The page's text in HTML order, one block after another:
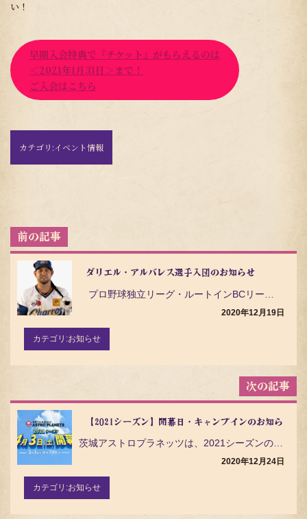
い！
早期入会特典で『チケット』がもらえるのは
＜2021年1月31日＞まで！
ご入会はこちら
カテゴリ:イベント情報
投
稿
ナ
ー
シ
ダリエル・アルバレス選手入団のお知らせ
2020年12月19日
カテゴリ:お知らせ
【2021シーズン】開幕日・キャンプインのお知らせ
茨城アストロプラネッツは、2021シーズンの地区割り、開幕⽇、キャンプインについて下記の通りお知らせ…
2020年12月24日
カテゴリ:お知らせ